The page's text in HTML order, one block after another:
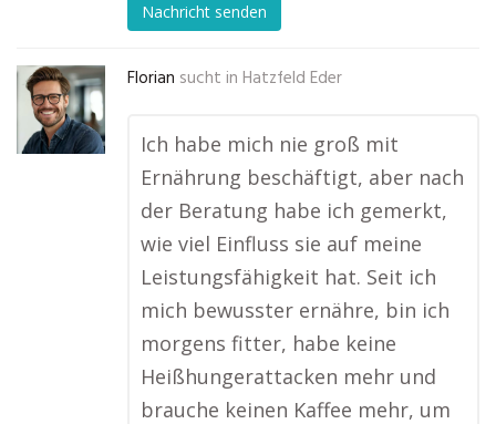
Nachricht senden
Florian sucht in Hatzfeld Eder
Ich habe mich nie groß mit
Ernährung beschäftigt, aber nach
der Beratung habe ich gemerkt,
wie viel Einfluss sie auf meine
Leistungsfähigkeit hat. Seit ich
mich bewusster ernähre, bin ich
morgens fitter, habe keine
Heißhungerattacken mehr und
brauche keinen Kaffee mehr, um